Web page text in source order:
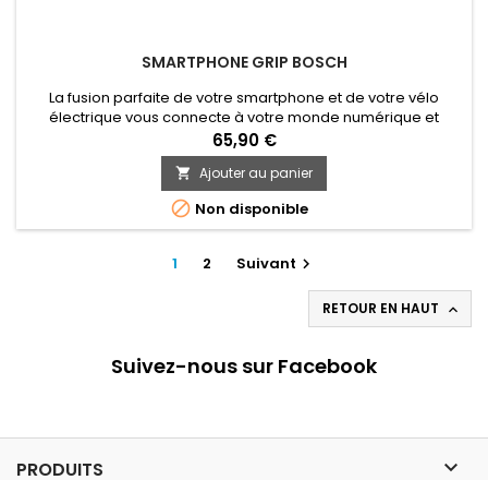
SMARTPHONE GRIP BOSCH
La fusion parfaite de votre smartphone et de votre vélo
électrique vous connecte à votre monde numérique et
transforme votre vélo électrique en un vélo intelligent.
65,90 €
 Ajouter au panier
 Non disponible
1 2 Suivant 
RETOUR EN HAUT 
Suivez-nous sur Facebook
PRODUITS 